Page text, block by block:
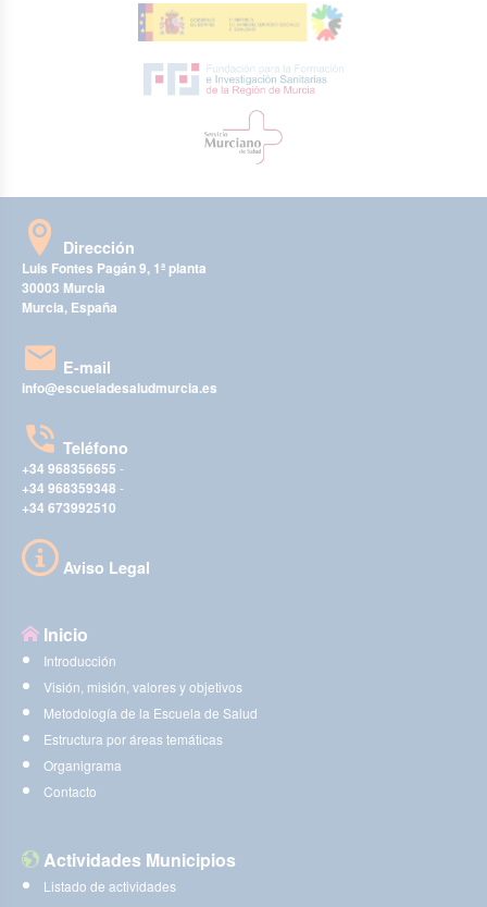
Dirección
Luis Fontes Pagán 9, 1ª planta
30003 Murcia
Murcia, España
E-mail
info@escueladesaludmurcia.es
Teléfono
+34 968356655 -
+34 968359348 -
+34 673992510
Aviso Legal
Inicio
Introducción
Visión, misión, valores y objetivos
Metodología de la Escuela de Salud
Estructura por áreas temáticas
Organigrama
Contacto
Actividades Municipios
Listado de actividades